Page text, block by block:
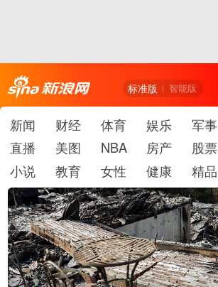
标准版 智能版
新闻 财经 体育 娱乐 军事
直播
美图 NBA 房产 股票
小说
教育 女性 健康 精品